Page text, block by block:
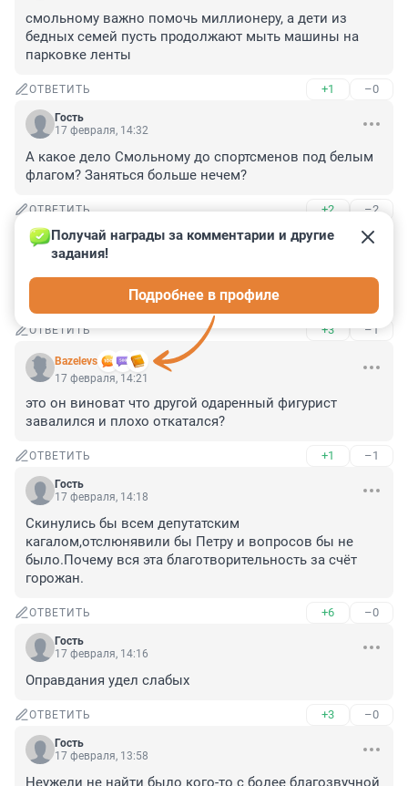
смольному важно помочь миллионеру, а дети из
бедных семей пусть продолжают мыть машины на
парковке ленты
ОТВЕТИТЬ +1 –0
Гость
17 февраля, 14:32
А какое дело Смольному до спортсменов под белым
флагом? Заняться больше нечем?
ОТВЕТИТЬ +2 –2
Гость
17 февраля, 14:27
Они там с дуба рухнули? Больше в городе проблем
ОТВЕТИТЬ +3 –1
Bazelevs
Получай награды за комментарии и другие
задания!
Подробнее в профиле
17 февраля, 14:21
это он виноват что другой одаренный фигурист
завалился и плохо откатался?
ОТВЕТИТЬ +1 –1
Гость
17 февраля, 14:18
Скинулись бы всем депутатским
кагалом,отслюнявили бы Петру и вопросов бы не
было.Почему вся эта благотворительность за счёт
горожан.
ОТВЕТИТЬ +6 –0
Гость
17 февраля, 14:16
Оправдания удел слабых
ОТВЕТИТЬ +3 –0
Гость
17 февраля, 13:58
Неужели не найти было кого-то с более благозвучной